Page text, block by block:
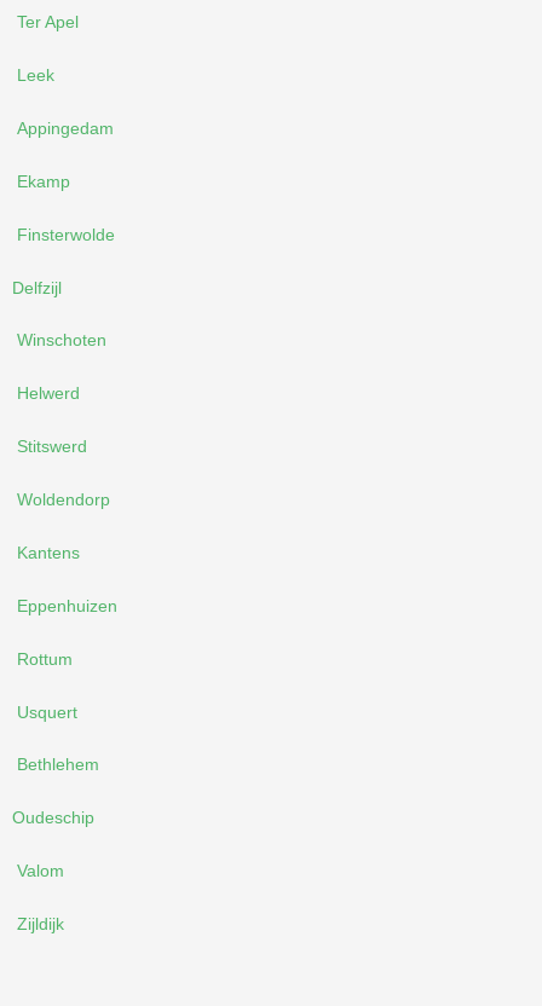
Ter Apel
Leek
Appingedam
Ekamp
Finsterwolde
Delfzijl
Winschoten
Helwerd
Stitswerd
Woldendorp
Kantens
Eppenhuizen
Rottum
Usquert
Bethlehem
Oudeschip
Valom
Zijldijk